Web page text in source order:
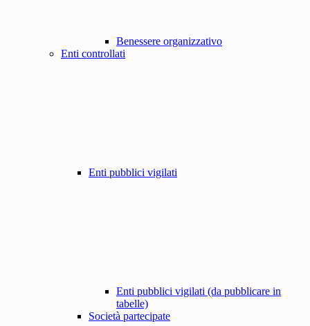
Benessere organizzativo
Enti controllati
Enti pubblici vigilati
Enti pubblici vigilati (da pubblicare in
tabelle)
Società partecipate